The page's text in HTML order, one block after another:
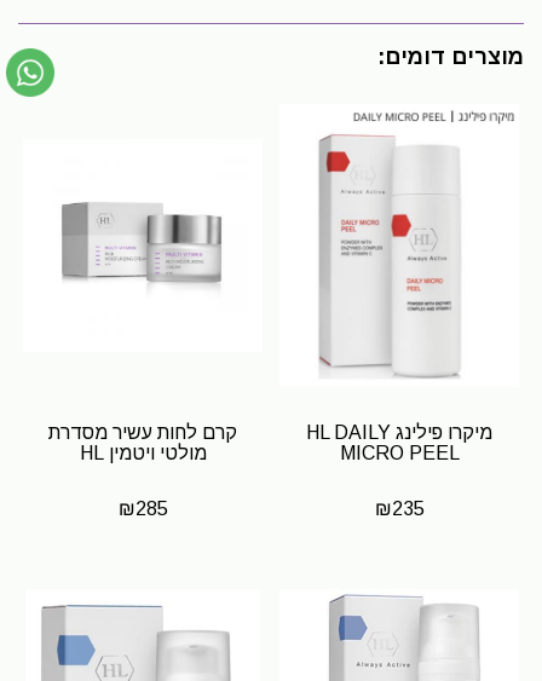
מוצרים דומים:
מיקרו פילינג HL DAILY
MICRO PEEL
₪235
קרם לחות עשיר מסדרת
מולטי ויטמין HL
₪285